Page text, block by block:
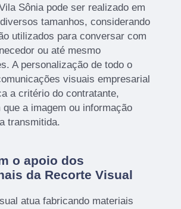
Sônia pode ser realizado em
tamanhos, considerando
utilizados para conversar com
ou até mesmo
A personalização de todo o
visuais empresarial
a critério do contratante,
que a imagem ou informação
transmitida.
o apoio dos
da Recorte Visual
atua fabricando materiais